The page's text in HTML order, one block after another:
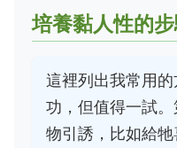
培養黏人性的
這裡列出我常用
功，但值得一試
物引誘，比如給